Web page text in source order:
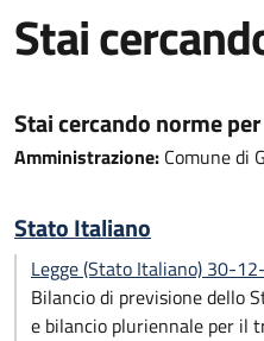
Stai
Stai cercando norme per
Amministrazione: Comune di
Stato Italiano
Legge (Stato Italiano) 30-
Bilancio di previsione dello
e bilancio pluriennale per il